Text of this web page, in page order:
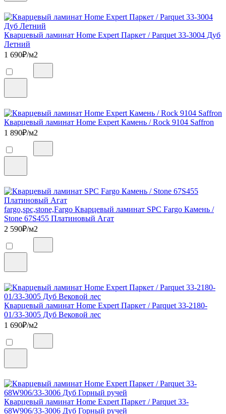
Кварцевый ламинат Home Expert Паркет / Parquet 33-3004 Дуб
Летний
1 690₽/м2
Кварцевый ламинат Home Expert Камень / Rock 9104 Saffron
1 890₽/м2
fargo,spc,stone,Fargo Кварцевый ламинат SPC Fargo Камень /
Stone 67S455 Платиновый Агат
2 590₽/м2
Кварцевый ламинат Home Expert Паркет / Parquet 33-2180-
01/33-3005 Дуб Вековой лес
1 690₽/м2
Кварцевый ламинат Home Expert Паркет / Parquet 33-
68W906/33-3006 Дуб Горный ручей